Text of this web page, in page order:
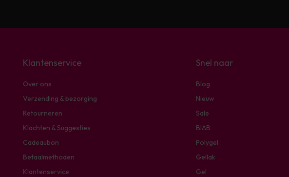
Klantenservice
Over ons
Verzending & bezorging
Retourneren
Klachten & Suggesties
Cadeaubon
Betaalmethoden
Klantenservice
Snel naar
Blog
Nieuw
Sale
BIAB
Polygel
Gellak
Gel